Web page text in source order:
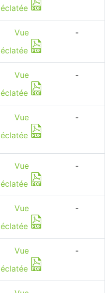
éclatée
Vue
éclatée
-
Vue
éclatée
-
Vue
éclatée
-
Vue
éclatée
-
Vue
éclatée
-
Vue
éclatée
-